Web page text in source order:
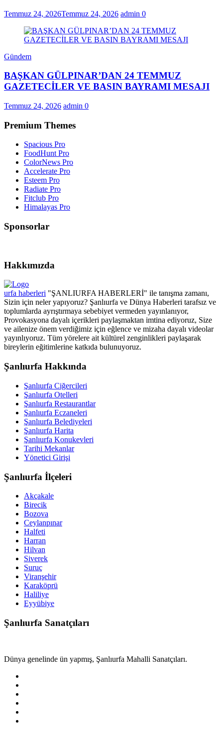
Temmuz 24, 2026Temmuz 24, 2026 admin 0
Gündem
BAŞKAN GÜLPINAR’DAN 24 TEMMUZ
GAZETECİLER VE BASIN BAYRAMI MESAJI
Temmuz 24, 2026 admin 0
Premium Themes
Spacious Pro
FoodHunt Pro
ColorNews Pro
Accelerate Pro
Esteem Pro
Radiate Pro
Fitclub Pro
Himalayas Pro
Sponsorlar
Hakkımızda
urfa haberleri "ŞANLIURFA HABERLERİ" ile tanışma zamanı,
Sizin için neler yapıyoruz? Şanlıurfa ve Dünya Haberleri tarafsız ve
toplumlarda ayrıştırmaya sebebiyet vermeden yayınlanıyor,
Provokasyona dayalı içerikleri paylaşmaktan imtina ediyoruz, Size
ve ailenize önem verdiğimiz için eğlence ve mizaha dayalı videolar
yayınlıyoruz. Tüm yörelere ait kültürel zenginlikleri paylaşarak
bireylerin eğitimlerine katkıda bulunuyoruz.
Şanlıurfa Hakkında
Şanlıurfa Ciğercileri
Şanlıurfa Otelleri
Şanlıurfa Restaurantlar
Şanlıurfa Eczaneleri
Şanlıurfa Belediyeleri
Şanlıurfa Harita
Şanlıurfa Konukevleri
Tarihi Mekanlar
Yönetici Girişi
Şanlıurfa İlçeleri
Akçakale
Birecik
Bozova
Ceylanpınar
Halfeti
Harran
Hilvan
Siverek
Suruç
Viranşehir
Karaköprü
Haliliye
Eyyübiye
Şanlıurfa Sanatçıları
Dünya genelinde ün yapmış, Şanlıurfa Mahalli Sanatçıları.